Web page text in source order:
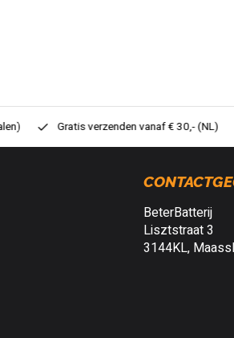
Gratis verzenden vanaf € 30,- (NL)
BeterBatterij
Lisztstraat 3
3144KL,